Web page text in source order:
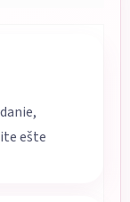
ešte